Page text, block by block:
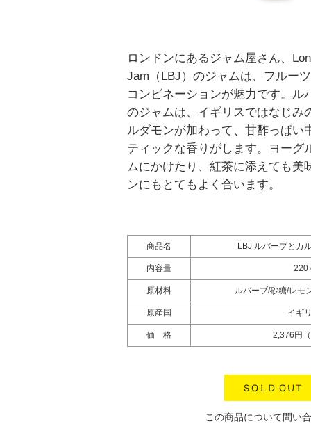
ロンドンにあるジャム屋さん、
Jam（LBJ）のジャムは、フルー
コンビネーションが魅力です。ル
のジャムは、イギリスではなじみ
ルダモンが加わって、甘酢っぱい
ティックな香りがします。ヨーグ
ムにかけたり、紅茶に添えても美
ンにもとてもよく合います。
商品名 LBJ ルバーブとカ
内容量 220
原材料 ルバーブ/砂糖/レモ
原産国 イギ
価 格 2,376円
この商品について問い